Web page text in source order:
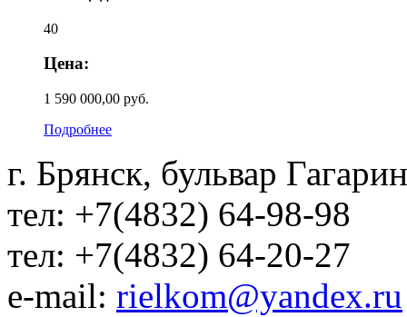
40
Цена:
1 590 000,00 руб.
Подробнее
г. Брянск, бульвар
тел: +7(4832) 64-98-98
тел: +7(4832) 64-20-27
e-mail: rielkom@yandex.ru